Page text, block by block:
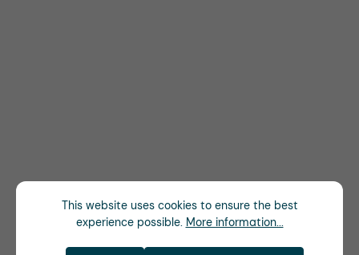
This website uses cookies to ensure the best
experience possible. More information...